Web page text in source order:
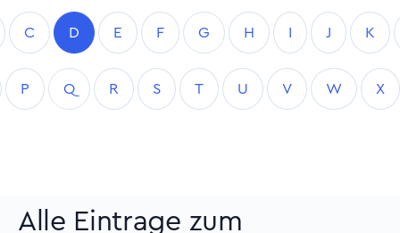
C D E F G H I J K
P Q R S T U V W X
Alle Eintrage zum